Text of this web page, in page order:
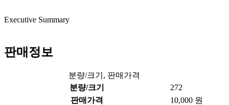
Executive Summary
판매정보
분량/크기, 판매가격
분량/크기
272
판매가격
10,000 원